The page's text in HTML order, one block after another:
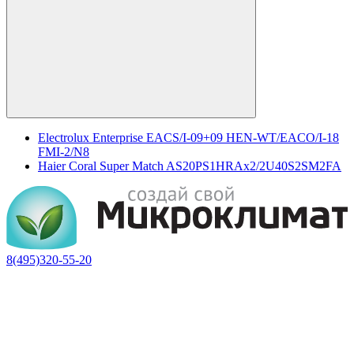
Electrolux Enterprise EACS/I-09+09 HEN-WT/EACO/I-18
FMI-2/N8
Haier Coral Super Match AS20PS1HRAх2/2U40S2SM2FA
8(495)320-55-20